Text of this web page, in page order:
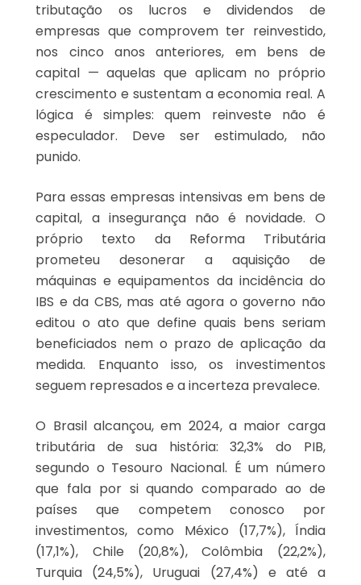
tributação os lucros e dividendos de
empresas que comprovem ter reinvestido,
nos cinco anos anteriores, em bens de
capital — aquelas que aplicam no próprio
crescimento e sustentam a economia real. A
lógica é simples: quem reinveste não é
especulador. Deve ser estimulado, não
punido.
Para essas empresas intensivas em bens de
capital, a insegurança não é novidade. O
próprio texto da Reforma Tributária
prometeu desonerar a aquisição de
máquinas e equipamentos da incidência do
IBS e da CBS, mas até agora o governo não
editou o ato que define quais bens seriam
beneficiados nem o prazo de aplicação da
medida. Enquanto isso, os investimentos
seguem represados e a incerteza prevalece.
O Brasil alcançou, em 2024, a maior carga
tributária de sua história: 32,3% do PIB,
segundo o Tesouro Nacional. É um número
que fala por si quando comparado ao de
países que competem conosco por
investimentos, como México (17,7%), Índia
(17,1%), Chile (20,8%), Colômbia (22,2%),
Turquia (24,5%), Uruguai (27,4%) e até a